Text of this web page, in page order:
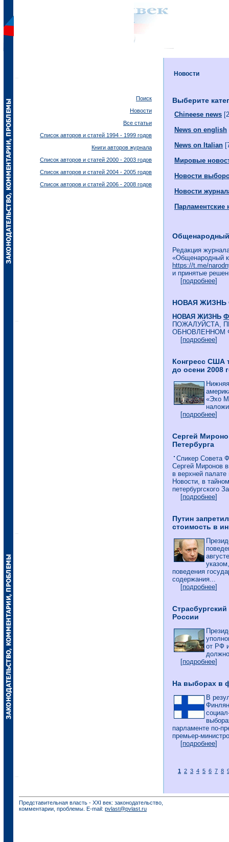
Поиск
Новости
Все статьи
Список авторов и статей 1994 - 1999 годов
Книги авторов журнала
Список авторов и статей 2000 - 2003 годов
Список авторов и статей 2004 - 2005 годов
Список авторов и статей 2006 - 2008 годов
Новости
Выберите
Chineese news
News on english
News on Italian
Мировые
Новости
Новости
Парламентские
Редакция
«Общенародный
https://t.me/
и принятые
[подробнее]
НОВАЯ
НОВАЯ ЖИЗНЬ
ПОЖАЛУЙСТА,
ОБНОВЛЕННОМ
[подробнее]
Конгресс США
до осени 2008
«Эхо
[подробнее]
Сергей
Петербурга
Спикер Совета
Сергей Миронов
в верхней
Новости, в
петербургского
[подробнее]
Путин
стоимость в
поведения
содержания...
[подробнее]
России
от РФ
[подробнее]
На выборах в
В
парламенте по-
премьер-
[подробнее]
1 2 3 4 5 6 7 8
Представительная власть - XXI век: законодательство,
комментарии, проблемы. E-mail: pvlast@pvlast.ru